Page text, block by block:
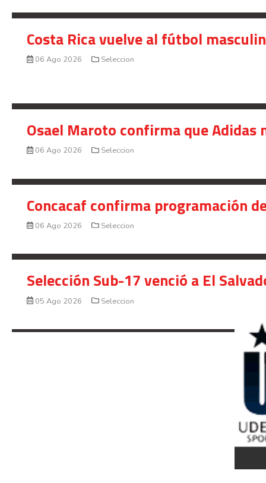
Costa Rica vuelve al fútbol
06 Ago 2026 Seleccion
Osael Maroto confirma que Adidas
06 Ago 2026 Seleccion
Concacaf confirma programación
06 Ago 2026 Seleccion
Selección Sub-17 venció a El
05 Ago 2026 Seleccion